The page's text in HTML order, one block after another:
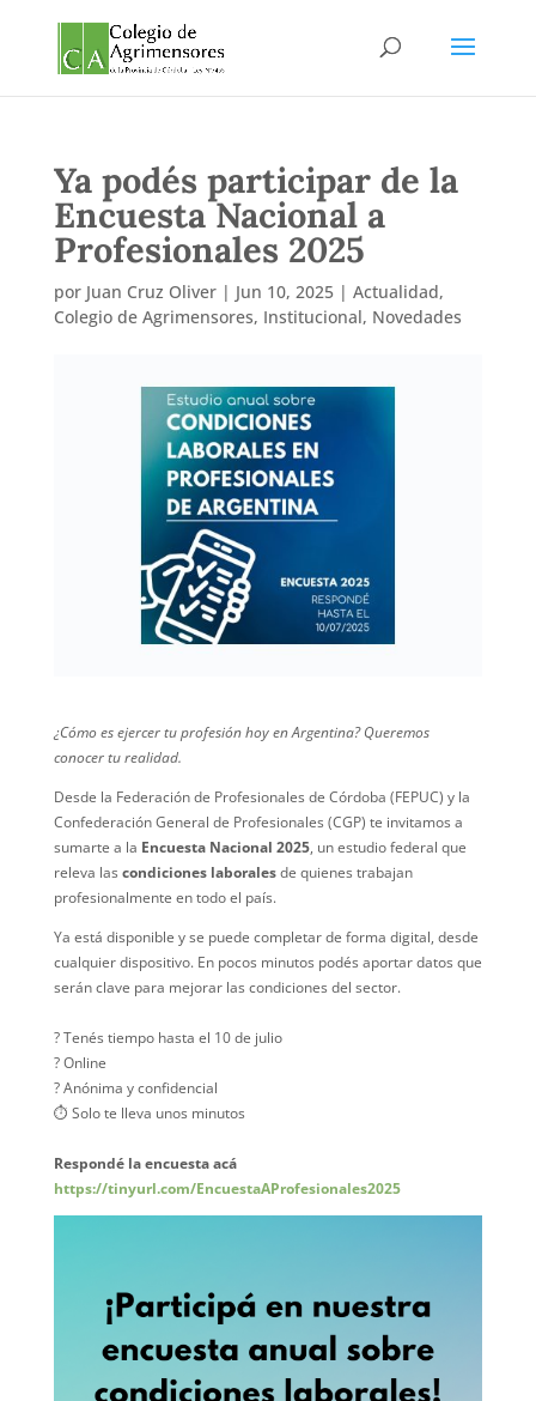
Ya podés participar de la
Encuesta Nacional a
Profesionales 2025
por Juan Cruz Oliver| Jun 10, 2025| Actualidad,
Colegio de Agrimensores, Institucional, Novedades
¿Cómo es ejercer tu profesión hoy en Argentina? Queremos
conocer tu realidad.
Desde la Federación de Profesionales de Córdoba (FEPUC) y la
Confederación General de Profesionales (CGP) te invitamos a
sumarte a la Encuesta Nacional 2025, un estudio federal que
releva las condiciones laboralesde quienes trabajan
profesionalmente en todo el país.
Ya está disponible y se puede completar de forma digital, desde
cualquier dispositivo. En pocos minutos podés aportar datos que
serán clave para mejorar las condiciones del sector.
? Tenés tiempo hasta el 10 de julio
? Online
? Anónima y confidencial
⏱️ Solo te lleva unos minutos
Respondé la encuesta acá
https://tinyurl.com/EncuestaAProfesionales2025